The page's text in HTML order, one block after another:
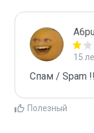
15
Спам / Spam
Полезный